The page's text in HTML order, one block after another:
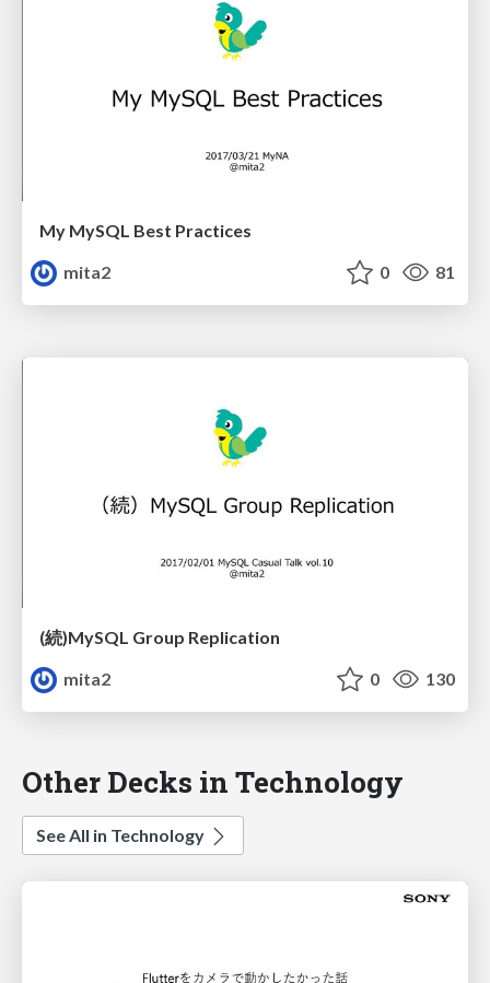
My MySQL Best Practices
mita2
0 81
(続)MySQL Group Replication
mita2
0 130
Other Decks in Technology
See All in Technology